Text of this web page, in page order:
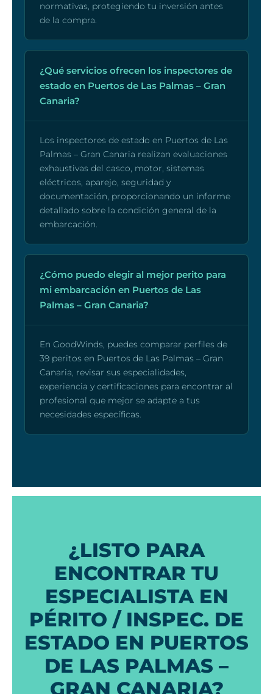
normativas, protegiendo tu inversión antes
de la compra.
¿Qué servicios ofrecen los inspectores de
estado en Puertos de Las Palmas – Gran
Canaria?
Los inspectores de estado en Puertos de Las
Palmas – Gran Canaria realizan evaluaciones
exhaustivas del casco, motor, sistemas
eléctricos, aparejo, seguridad y
documentación, proporcionando un informe
detallado sobre la condición general de la
embarcación.
¿Cómo puedo elegir al mejor perito para
mi embarcación en Puertos de Las
Palmas – Gran Canaria?
En GoodWinds, puedes comparar perfiles de
39 peritos en Puertos de Las Palmas – Gran
Canaria, revisar sus especialidades,
experiencia y certificaciones para encontrar al
profesional que mejor se adapte a tus
necesidades específicas.
¿LISTO PARA
ENCONTRAR TU
ESPECIALISTA EN
PÉRITO / INSPEC. DE
ESTADO EN PUERTOS
DE LAS PALMAS –
GRAN CANARIA?